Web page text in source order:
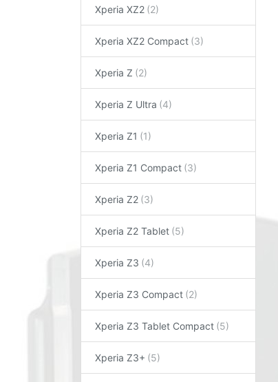
Xperia XZ2
Xperia XZ2 Compact
Xperia Z
Xperia Z Ultra
Xperia Z1
Xperia Z1 Compact
Xperia Z2
Xperia Z2 Tablet
Xperia Z3
Xperia Z3 Compact
Xperia Z3 Tablet Compact
Xperia Z3+